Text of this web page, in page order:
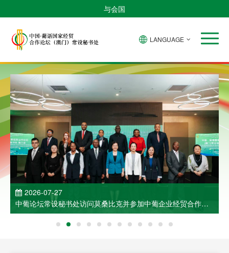
与会国
LANGUAGE
2026-07-27
中葡论坛常设秘书处访问莫桑比克并参加中葡企业经贸合作洽
谈会